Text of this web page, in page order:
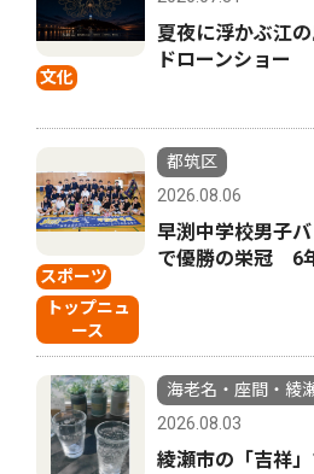
文化
夏夜に浮かぶ江
ドローンショー
スポーツ
トップニュ
ース
都筑区
2026.08.06
早渕中学校男子
で優勝の栄冠 6
海老名・座間・綾
2026.08.03
綾瀬市の「吉祥